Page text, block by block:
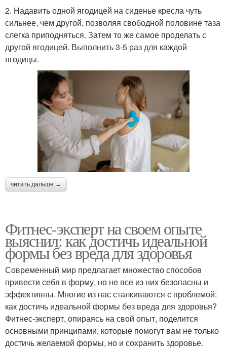
2. Надавить одной ягодицей на сиденье кресла чуть
сильнее, чем другой, позволяя свободной половине таза
слегка приподняться. Затем то же самое проделать с
другой ягодицей. Выполнить 3-5 раз для каждой
ягодицы.
читать дальше →
Фитнес-эксперт на своем опыте
выяснил: как достичь идеальной
формы без вреда для здоровья
Современный мир предлагает множество способов
привести себя в форму, но не все из них безопасны и
эффективны. Многие из нас сталкиваются с проблемой:
как достичь идеальной формы без вреда для здоровья?
Фитнес-эксперт, опираясь на свой опыт, поделится
основными принципами, которые помогут вам не только
достичь желаемой формы, но и сохранить здоровье.